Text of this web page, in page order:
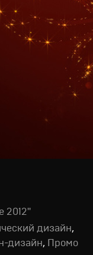
2012"
дизайн,
дизайн, Промо